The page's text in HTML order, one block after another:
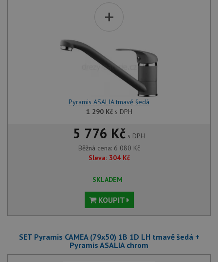
+
Pyramis ASALIA tmavě šedá
1 290 Kčs DPH
5 776 Kč s DPH
Běžná cena: 6 080 Kč
Sleva: 304 Kč
SKLADEM
KOUPIT
SET Pyramis CAMEA (79x50) 1B 1D LH tmavě šedá +
Pyramis ASALIA chrom